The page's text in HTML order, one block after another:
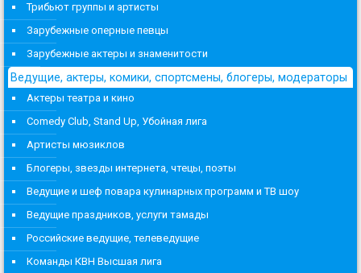
Трибьют группы и артисты
Зарубежные оперные певцы
Зарубежные актеры и знаменитости
Ведущие, актеры, комики, спортсмены, блогеры, модераторы
Актеры театра и кино
Comedy Club, Stand Up, Убойная лига
Артисты мюзиклов
Блогеры, звезды интернета, чтецы, поэты
Ведущие и шеф повара кулинарных программ и ТВ шоу
Ведущие праздников, услуги тамады
Российские ведущие, телеведущие
Команды КВН Высшая лига